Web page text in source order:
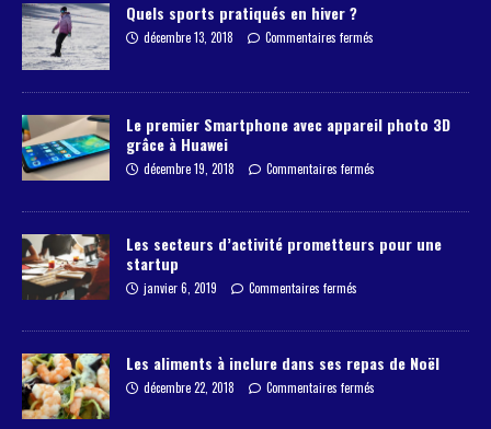
Quels sports pratiqués en hiver ?
décembre 13, 2018 Commentaires fermés
Le premier Smartphone avec appareil photo 3D
grâce à Huawei
décembre 19, 2018 Commentaires fermés
Les secteurs d’activité prometteurs pour une
startup
janvier 6, 2019 Commentaires fermés
Les aliments à inclure dans ses repas de Noël
décembre 22, 2018 Commentaires fermés